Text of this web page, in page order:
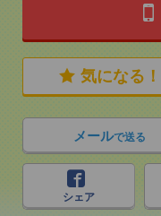
気になる！
メールで送る
シェア